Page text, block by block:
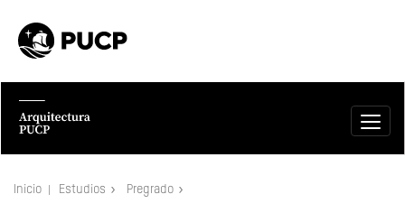
Inicio Estudios Pregrado